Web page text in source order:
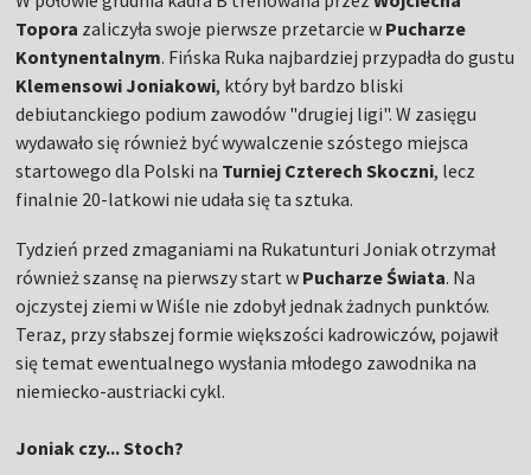
Topora zaliczyła swoje pierwsze przetarcie w Pucharze
Kontynentalnym. Fińska Ruka najbardziej przypadła do gustu
Klemensowi Joniakowi, który był bardzo bliski
debiutanckiego podium zawodów "drugiej ligi". W zasięgu
wydawało się również być wywalczenie szóstego miejsca
startowego dla Polski na Turniej Czterech Skoczni, lecz
finalnie 20-latkowi nie udała się ta sztuka.
Tydzień przed zmaganiami na Rukatunturi Joniak otrzymał
również szansę na pierwszy start w Pucharze Świata. Na
ojczystej ziemi w Wiśle nie zdobył jednak żadnych punktów.
Teraz, przy słabszej formie większości kadrowiczów, pojawił
się temat ewentualnego wysłania młodego zawodnika na
niemiecko-austriacki cykl.
Joniak czy... Stoch?